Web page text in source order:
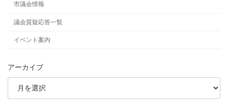
市議会情報
議会質疑応答一覧
イベント案内
アーカイブ